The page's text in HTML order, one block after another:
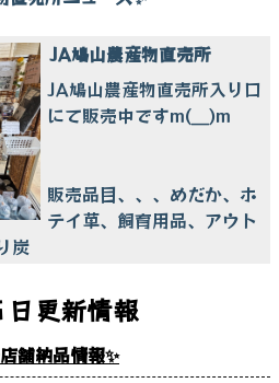
JA鳩山農産物直売所
JA鳩山農産物直売所入り口
にて販売中ですm(__)m
販売品目、、、めだか、ホ
テイ草、飼育用品、アウト
炭
日更新情報
舗納品情報✨